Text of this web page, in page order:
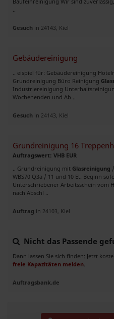
..
Gesuch in 24143, Kiel
Gebäudereinigung
.. eispiel für: Gebäudereinigung
Grundreinigung Büro Reinigung
Industriereinigung
Wochenenden und Ab ..
Gesuch in 24143, Kiel
Auftragswert: VHB EUR
.. Grundreinigung mit Glasreinigung
WBS70 Q3a / 11 und 10 Et. Beginn
Unterschriebener Arbeitsschein vom
nach Abschl ..
Auftrag in 24103, Kiel
Nicht das Passende
Dann lassen Sie sich finden: Jetzt
freie Kapazitäten melden.
Auftragsbank.de